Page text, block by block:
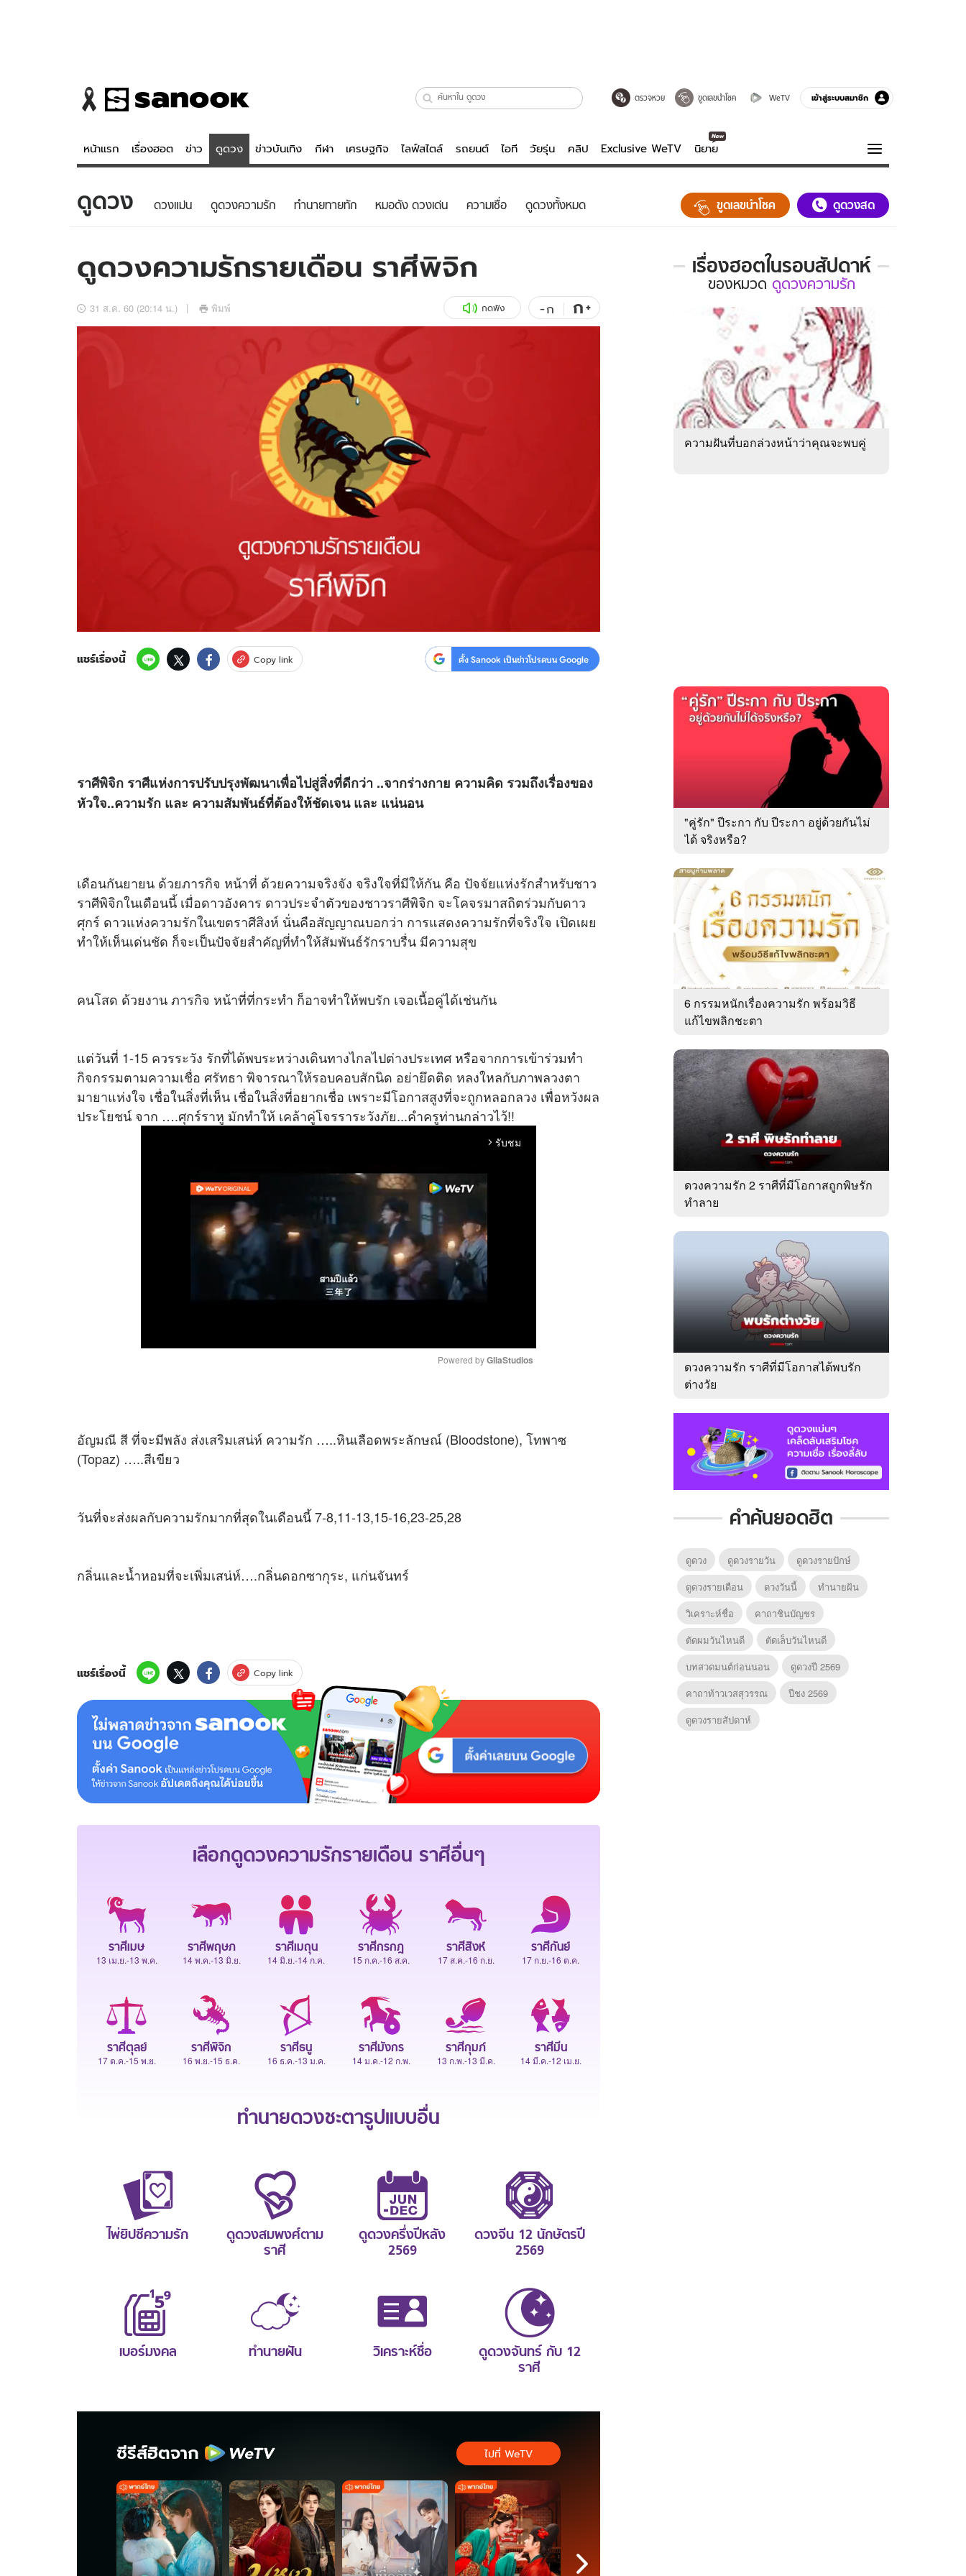
ตรวจหวย ขูดเลขนำโชค WeTV เข้าสู่ระบบสมาชิก
หน้าแรก เรื่องฮอต ข่าว ดูดวง ข่าวบันเทิง กีฬา เศรษฐกิจ ไลฟ์สไตล์ รถยนต์ ไอที วัยรุ่น คลิป Exclusive WeTV นิยาย
ข่าว
ข่าวบันเทิง
ดูดวง - ตรวจหวย
สถิติหวยไทย
ไลฟ์สไตล์
วัยรุ่น
รถยนต์
คลิป
พอดแคสต์
ความรู้รอบตัว
ฮาวทู
ติดตามสนุกโซเชียลได้ที่
ดูดวง ดวงแม่น ดูดวงความรัก ทํานายทายทัก หมอดัง ดวงเด่น ความเชื่อ ดูดวงทั้งหมด ขูดเลขนำโชค ดูดวงสด
ดูดวงความรักรายเดือน ราศีพิจิก
31 ส.ค. 60 (20:14 น.) พิมพ์ กดฟัง -ก ก+
แชร์เรื่องนี้ Copy link ตั้ง Sanook เป็นข่าวโปรดบน Google
ราศีพิจิก ราศีแห่งการปรับปรุงพัฒนาเพื่อไปสู่สิ่งที่ดีกว่า ..จากร่างกาย ความคิด รวมถึงเรื่องของ
หัวใจ..ความรัก และ ความสัมพันธ์ที่ต้องให้ชัดเจน และ แน่นอน
เดือนกันยายน ด้วยภารกิจ หน้าที่ ด้วยความจริงจัง จริงใจที่มีให้กัน คือ ปัจจัยแห่งรักสำหรับชาว
ราศีพิจิกในเดือนนี้ เมื่อดาวอังคาร ดาวประจำตัวของชาวราศีพิจิก จะโคจรมาสถิตร่วมกับดาว
ศุกร์ ดาวแห่งความรักในเขตราศีสิงห์ นั่นคือสัญญาณบอกว่า การแสดงความรักที่จริงใจ เปิดเผย
ทำให้เห็นเด่นชัด ก็จะเป็นปัจจัยสำคัญที่ทำให้สัมพันธ์รักราบรื่น มีความสุข
คนโสด ด้วยงาน ภารกิจ หน้าที่ที่กระทำ ก็อาจทำให้พบรัก เจอเนื้อคู่ได้เช่นกัน
แต่วันที่ 1-15 ควรระวัง รักที่ได้พบระหว่างเดินทางไกลไปต่างประเทศ หรือจากการเข้าร่วมทำ
กิจกรรมตามความเชื่อ ศรัทธา พิจารณาให้รอบคอบสักนิด อย่ายึดติด หลงใหลกับภาพลวงตา
มายาแห่งใจ เชื่อในสิ่งที่เห็น เชื่อในสิ่งที่อยากเชื่อ เพราะมีโอกาสสูงที่จะถูกหลอกลวง เพื่อหวังผล
ประโยชน์ จาก ….ศุกร์ราหู มักทำให้ เคล้าคู่โจรราระวังภัย...คำครูท่านกล่าวไว้!!
arrow_forward_ios รับชม
t
Powered by GliaStudios
อัญมณี สี ที่จะมีพลัง ส่งเสริมเสน่ห์ ความรัก …..หินเลือดพระลักษณ์ (Bloodstone), โทพาซ
(Topaz) …..สีเขียว
วันที่จะส่งผลกับความรักมากที่สุดในเดือนนี้ 7-8,11-13,15-16,23-25,28
กลิ่นและน้ำหอมที่จะเพิ่มเสน่ห์….กลิ่นดอกซากุระ, แก่นจันทร์
แชร์เรื่องนี้ Copy link
เลือกดูดวงความรักรายเดือน ราศีอื่นๆ
ราศีเมษ
13 เม.ย.-13 พ.ค.
ราศีพฤษภ
14 พ.ค.-13 มิ.ย.
ราศีเมถุน
14 มิ.ย.-14 ก.ค.
ราศีกรกฎ
15 ก.ค.-16 ส.ค.
ราศีสิงห์
17 ส.ค.-16 ก.ย.
ราศีกันย์
17 ก.ย.-16 ต.ค.
ราศีตุลย์
17 ต.ค.-15 พ.ย.
ราศีพิจิก
16 พ.ย.-15 ธ.ค.
ราศีธนู
16 ธ.ค.-13 ม.ค.
ราศีมังกร
14 ม.ค.-12 ก.พ.
ราศีกุมภ์
13 ก.พ.-13 มี.ค.
ราศีมีน
14 มี.ค.-12 เม.ย.
ทำนายดวงชะตารูปแบบอื่น
ไพ่ยิปซีความรัก
ดูดวงสมพงศ์ตาม
ราศี
ดูดวงครึ่งปีหลัง
2569
ดวงจีน 12 นักษัตรปี
2569
เบอร์มงคล ทำนายฝัน วิเคราะห์ชื่อ
ดูดวงจันทร์ กับ 12
ราศี
ซีรีส์ฮิตจาก ไปที่ WeTV
เรื่องฮอตในรอบสัปดาห์
เรื่อง
ความ
รัก
ของหมวด ดูดวงความรัก
ความฝันที่บอกล่วงหน้าว่าคุณจะพบคู่
"คู่รัก" ปีระกา กับ ปีระกา อยู่ด้วยกันไม่
ได้ จริงหรือ?
6 กรรมหนักเรื่องความรัก พร้อมวิธี
แก้ไขพลิกชะตา
ดวงความรัก 2 ราศีที่มีโอกาสถูกพิษรัก
ทำลาย
ดวงความรัก ราศีที่มีโอกาสได้พบรัก
ต่างวัย
คำค้นยอดฮิต
ดูดวง ดูดวงรายวัน
ดูดวงรายปักษ์
ดูดวงรายเดือน
ดวงวันนี้
ทํานายฝัน
วิเคราะห์ชื่อ
คาถาชินบัญชร
ตัดผมวันไหนดี
ตัดเล็บวันไหนดี
บทสวดมนต์ก่อนนอน
ดูดวงปี 2569
คาถาท้าวเวสสุวรรณ
ปีชง 2569
ดูดวงรายสัปดาห์